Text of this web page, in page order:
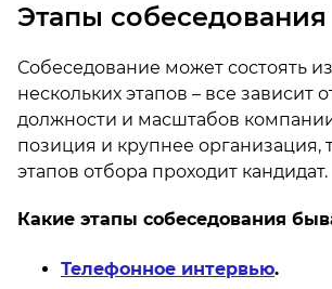
Этапы собеседования
Собеседование может состоять
нескольких этапов – все зависит
должности и масштабов
позиция и крупнее организация,
этапов отбора проходит кандидат.
Какие этапы собеседования
Телефонное интервью.